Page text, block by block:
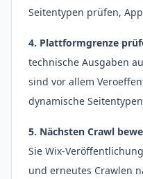
Seitentypen prüfen,
4. Plattformgrenze
technische Ausgaben
sind vor allem
dynamische
5. Nächsten Crawl
Sie Wix-
und erneutes Crawlen